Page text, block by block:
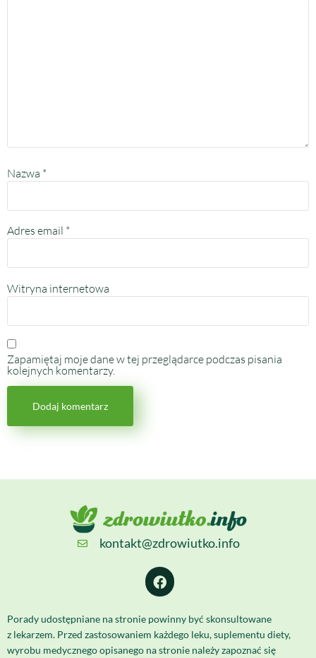
Nazwa *
Adres email *
Witryna internetowa
Zapamiętaj moje dane w tej przeglądarce podczas pisania
kolejnych komentarzy.
kontakt@zdrowiutko.info
Porady udostępniane na stronie powinny być skonsultowane
z lekarzem. Przed zastosowaniem każdego leku, suplementu diety,
wyrobu medycznego opisanego na stronie należy zapoznać się